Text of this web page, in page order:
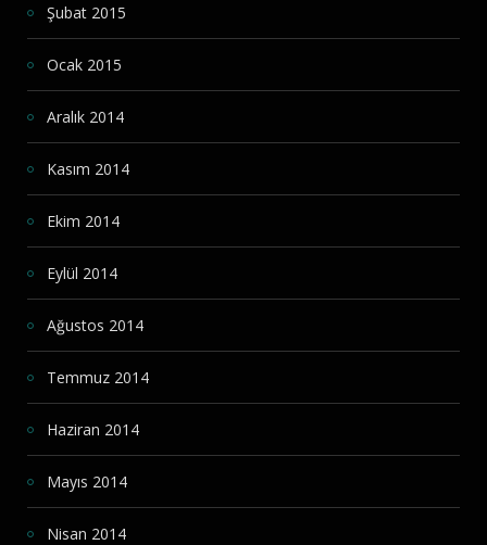
Şubat 2015
Ocak 2015
Aralık 2014
Kasım 2014
Ekim 2014
Eylül 2014
Ağustos 2014
Temmuz 2014
Haziran 2014
Mayıs 2014
Nisan 2014